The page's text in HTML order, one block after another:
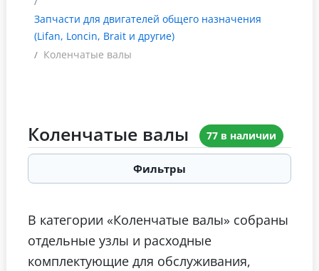
Запчасти для двигателей общего назначения
(Lifan, Loncin, Brait и другие)
Коленчатые валы
Коленчатые валы 77 в наличии
Фильтры
В категории «Коленчатые валы» собраны
отдельные узлы и расходные
комплектующие для обслуживания,